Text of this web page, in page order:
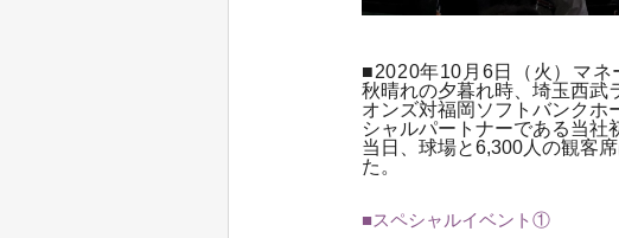
■2020年10月6日（火）マネ
秋晴れの夕暮れ時、埼玉西武
オンズ対福岡ソフトバンクホ
シャルパートナーである当社
当日、球場と6,300人の観客
た。
■スペシャルイベント①